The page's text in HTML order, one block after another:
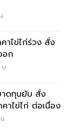
.
าไข่ไก่ร่วง สั่ง
อก
น.
าดทุนยับ สั่ง
าไข่ไก่ ต่อเนื่อง
.